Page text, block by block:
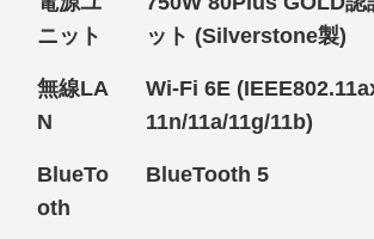
ニット
ット (Silverstone製)
無線LA
N
Wi-Fi 6E
11n/11a/11g/11b)
BlueTo
oth
BlueTooth 5